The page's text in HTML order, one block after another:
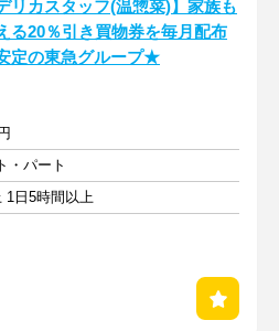
リカスタッフ(温惣菜)】家族も
る20％引き買物券を毎月配布
定の東急グループ★
・パート
1日5時間以上